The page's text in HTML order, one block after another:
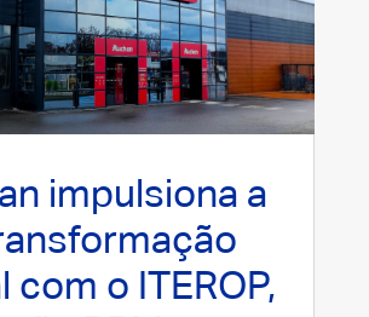
impulsiona a
com o ITEROP,